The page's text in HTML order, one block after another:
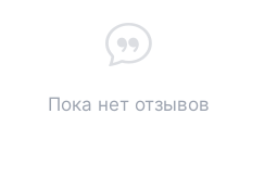
Пока нет отзывов